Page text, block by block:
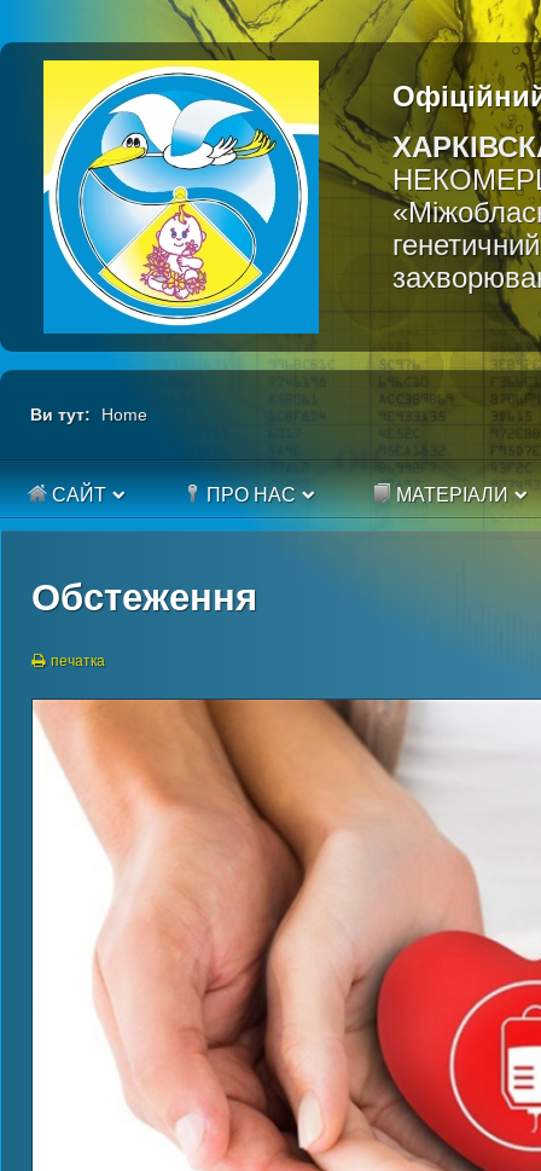
Ви тут: Home
САЙТ ПРО НАС МАТЕРІАЛИ
Обстеження
печатка